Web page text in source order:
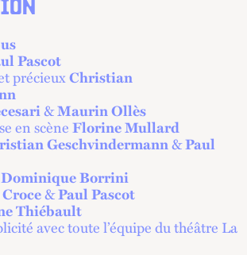
Pascot
précieuxChristian
&Maurin Ollès
en scèneFlorine Mullard
Geschvindermann&Paul
Dominique Borrini
&Paul Pascot
Thiébault
avec toute l’équipe du théâtre La